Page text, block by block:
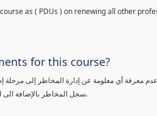
as ( PDUs ) on renewing all other
for this course?
عدم معرفة أي معلومة عن إدارة المخاطر إلى
سجل المخاطر بالإضافة الى المقدرة التامية لإدارة مخاطر المشاريع.